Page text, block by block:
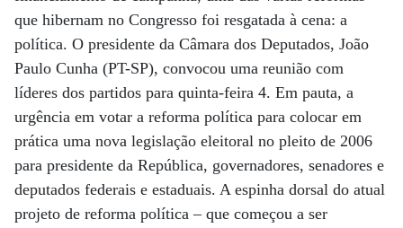
que hibernam no Congresso foi resgatada à cena: a
política. O presidente da Câmara dos Deputados, João
Paulo Cunha (PT-SP), convocou uma reunião com
líderes dos partidos para quinta-feira 4. Em pauta, a
urgência em votar a reforma política para colocar em
prática uma nova legislação eleitoral no pleito de 2006
para presidente da República, governadores, senadores e
deputados federais e estaduais. A espinha dorsal do atual
projeto de reforma política – que começou a ser